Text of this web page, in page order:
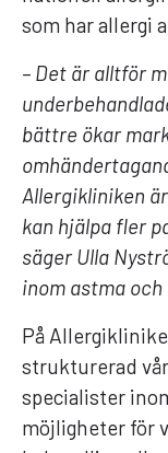
som har allergi
– Det är alltför
bättre ökar
Allergikliniken
kan hjälpa fler
säger Ulla
inom astma och
På
strukturerad
specialister
möjligheter för